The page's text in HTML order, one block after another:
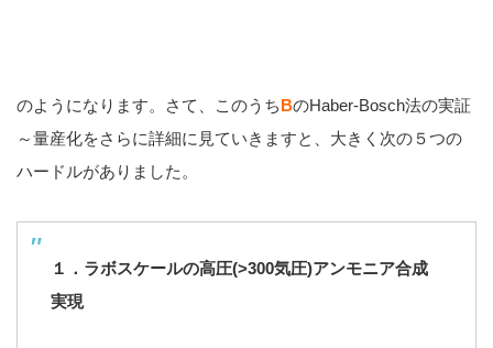
のようになります。さて、このうちBのHaber-Bosch法の実証
～量産化をさらに詳細に見ていきますと、大きく次の５つの
ハードルがありました。
１．ラボスケールの高圧(>300気圧)アンモニア合成
実現